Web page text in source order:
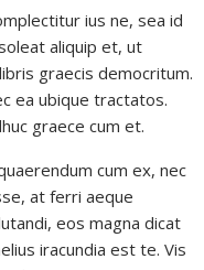
ius ne, sea id
aliquip et, ut
graecis democritum.
ea ubique tractatos.
graece cum et.
cum ex, nec
at ferri aeque
eos magna dicat
iracundia est te. Vis